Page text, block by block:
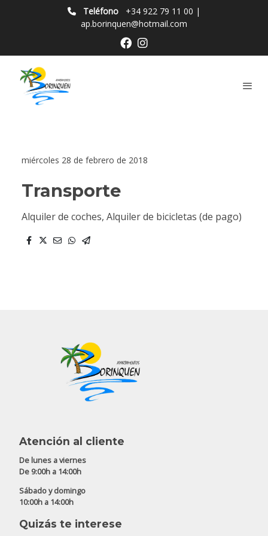
Teléfono +34 922 79 11 00 |
ap.borinquen@hotmail.com
miércoles 28 de febrero de 2018
Transporte
Alquiler de coches, Alquiler de bicicletas (de pago)
Atención al cliente
De lunes a viernes
De 9:00h a 14:00h
Sábado y domingo
10:00h a 14:00h
Quizás te interese